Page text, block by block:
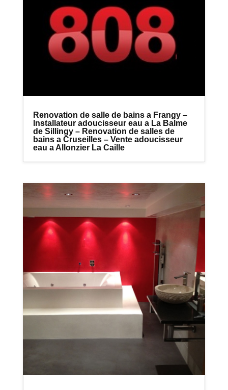
Renovation de salle de bains a Frangy –
Installateur adoucisseur eau a La Balme
de Sillingy – Renovation de salles de
bains a Cruseilles – Vente adoucisseur
eau a Allonzier La Caille